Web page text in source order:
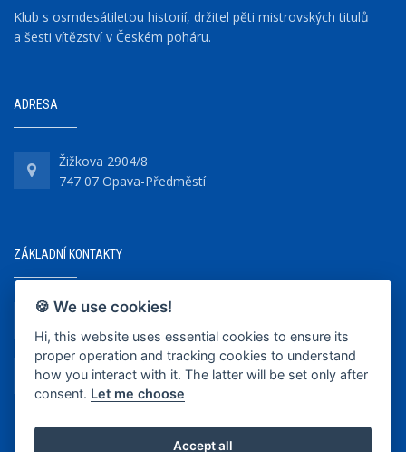
Klub s osmdesátiletou historií, držitel pěti mistrovských titulů
a šesti vítězství v Českém poháru.
ADRESA
Žižkova 2904/8
747 07 Opava-Předměstí
ZÁKLADNÍ KONTAKTY
+420 737 218 679
info@bkopava.cz
www.bkopava.cz
🍪 We use cookies!
Hi, this website uses essential cookies to ensure its
proper operation and tracking cookies to understand
how you interact with it. The latter will be set only after
consent. Let me choose
Accept all